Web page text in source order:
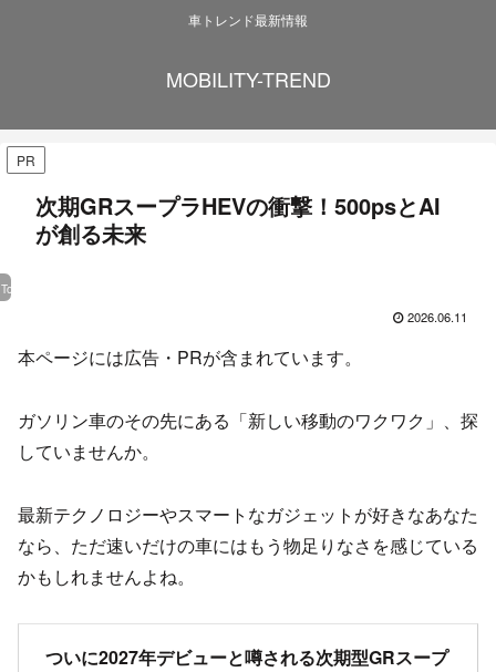
車トレンド最新情報
MOBILITY-TREND
PR
次期GRスープラHEVの衝撃！500psとAI
が創る未来
Toyota
2026.06.11
本ページには広告・PRが含まれています。
ガソリン車のその先にある「新しい移動のワクワク」、探
していませんか。
最新テクノロジーやスマートなガジェットが好きなあなた
なら、ただ速いだけの車にはもう物足りなさを感じている
かもしれませんよね。
ついに2027年デビューと噂される次期型GRスープ